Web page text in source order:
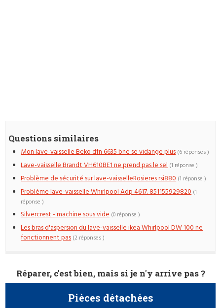
Questions similaires
Mon lave-vaisselle Beko dfn 6635 bne se vidange plus (6 réponses )
Lave-vaisselle Brandt VH610BE1 ne prend pas le sel (1 réponse )
Problème de sécurité sur lave-vaisselleRosieres rsi880 (1 réponse )
Problème lave-vaisselle Whirlpool Adp 4617. 851155929820 (1
réponse )
Silvercrest - machine sous vide (0 réponse )
Les bras d'aspersion du lave-vaisselle ikea Whirlpool DW 100 ne
fonctionnent pas (2 réponses )
Réparer, c'est bien, mais si je n'y arrive pas ?
Pièces détachées